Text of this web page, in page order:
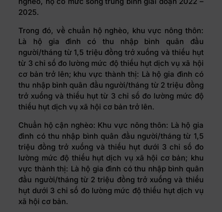
2025.
Trong đó, về chuẩn hộ nghèo, khu vực nông thôn:
Là hộ gia đình có thu nhập bình quân đầu
người/tháng từ 1,5 triệu đồng trở xuống và thiếu hụt
từ 3 chỉ số đo lường mức độ thiếu hụt dịch vụ xã hội
cơ bản trở lên; khu vực thành thị: Là hộ gia đình có
thu nhập bình quân đầu người/tháng từ 2 triệu đồng
trở xuống và thiếu hụt từ 3 chỉ số đo lường mức độ
thiếu hụt dịch vụ xã hội cơ bản trở lên.
Chuẩn hộ cận nghèo: Khu vực nông thôn: Là hộ gia
đình có thu nhập bình quân đầu người/tháng từ 1,5
triệu đồng trở xuống và thiếu hụt dưới 3 chỉ số đo
lường mức độ thiếu hụt dịch vụ xã hội cơ bản; khu
vực thành thị: Là hộ gia đình có thu nhập bình quân
đầu người/tháng từ 2 triệu đồng trở xuống và thiếu
hụt dưới 3 chỉ số đo lường mức độ thiếu hụt dịch vụ
xã hội cơ bản.